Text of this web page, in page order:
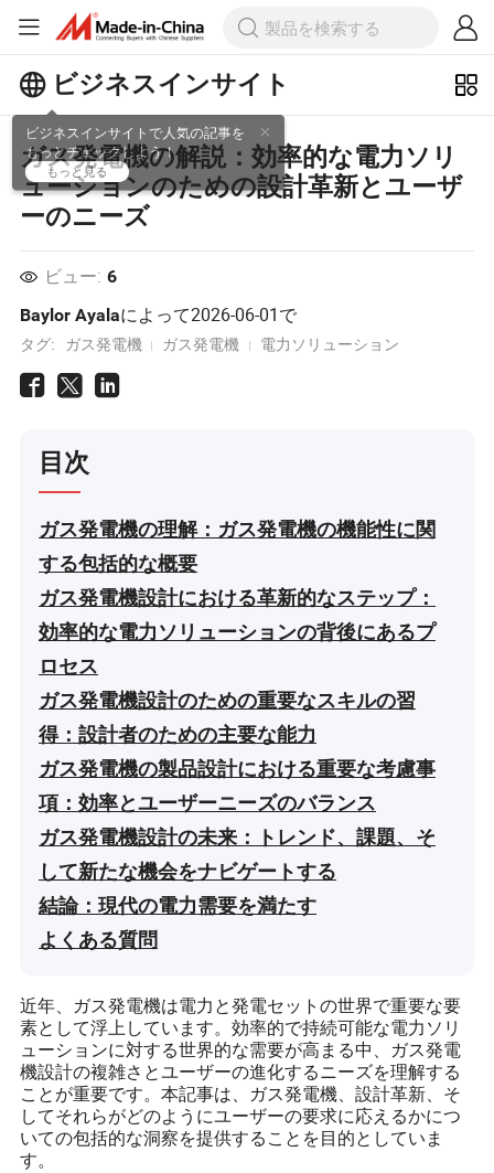
ビジネスインサイト
ビジネスインサイトで人気の記事を
もっとチェックしよう！
もっと見る
ガス発電機の解説：効率的な電力ソリ
ューションのための設計革新とユーザ
ーのニーズ
ビュー: 6
Baylor Ayalaによって2026-06-01で
タグ: ガス発電機 ガス発電機 電力ソリューション
目次
ガス発電機の理解：ガス発電機の機能性に関
する包括的な概要
ガス発電機設計における革新的なステップ：
効率的な電力ソリューションの背後にあるプ
ロセス
ガス発電機設計のための重要なスキルの習
得：設計者のための主要な能力
ガス発電機の製品設計における重要な考慮事
項：効率とユーザーニーズのバランス
ガス発電機設計の未来：トレンド、課題、そ
して新たな機会をナビゲートする
結論：現代の電力需要を満たす
よくある質問
近年、ガス発電機は電力と発電セットの世界で重要な要
素として浮上しています。効率的で持続可能な電力ソリ
ューションに対する世界的な需要が高まる中、ガス発電
機設計の複雑さとユーザーの進化するニーズを理解する
ことが重要です。本記事は、ガス発電機、設計革新、そ
してそれらがどのようにユーザーの要求に応えるかにつ
いての包括的な洞察を提供することを目的としていま
す。